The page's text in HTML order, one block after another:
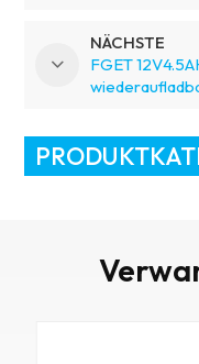
NÄCHSTE
FGET